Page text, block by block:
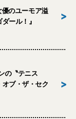
のユーモア溢
ール！』
>
の〝テニス
ブ・ザ・セク
>